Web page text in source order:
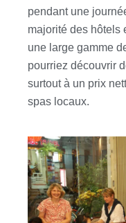
pendant une
majorité des hôtels
une large gamme
pourriez découvrir
surtout à un prix
spas locaux.